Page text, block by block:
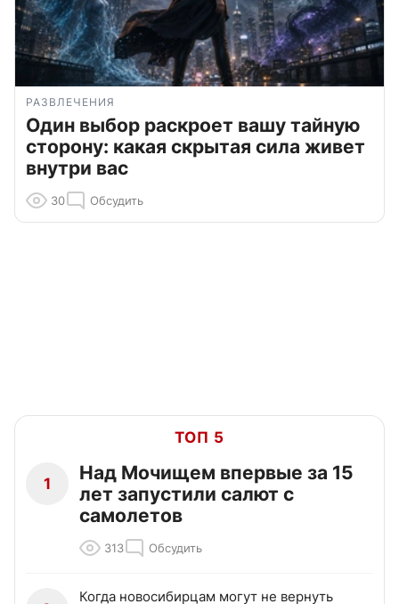
РАЗВЛЕЧЕНИЯ
Один выбор раскроет вашу тайную
сторону: какая скрытая сила живет
внутри вас
30 Обсудить
ТОП 5
1
Над Мочищем впервые за 15
лет запустили салют с
самолетов
313 Обсудить
Когда новосибирцам могут не вернуть